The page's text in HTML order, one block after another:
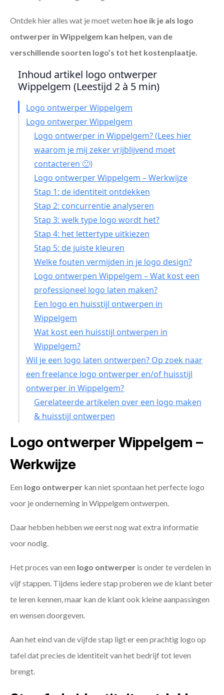
Ontdek hier alles wat je moet weten hoe ik je als logo
ontwerper in Wippelgem kan helpen, van de
verschillende soorten logo’s tot het kostenplaatje.
Inhoud artikel logo ontwerper
Wippelgem (Leestijd 2 à 5 min)
Logo ontwerper Wippelgem
Logo ontwerper Wippelgem
Logo ontwerper in Wippelgem? (Lees hier
waarom je mij zeker vrijblijvend moet
contacteren 🙂)
Logo ontwerper Wippelgem – Werkwijze
Stap 1: de identiteit ontdekken
Stap 2: concurrentie analyseren
Stap 3: welk type logo wordt het?
Stap 4: het lettertype uitkiezen
Stap 5: de juiste kleuren
Welke fouten vermijden in je logo design?
Logo ontwerpen Wippelgem – Wat kost een
professioneel logo laten maken?
Een logo en huisstijl ontwerpen in
Wippelgem
Wat kost een huisstijl ontwerpen in
Wippelgem?
Wil je een logo laten ontwerpen? Op zoek naar
een freelance logo ontwerper en/of huisstijl
ontwerper in Wippelgem?
Gerelateerde artikelen over een logo maken
& huisstijl ontwerpen
Logo ontwerper Wippelgem –
Werkwijze
Een logo ontwerper kan niet spontaan het perfecte logo
voor je onderneming in Wippelgem ontwerpen.
Daar hebben hebben we eerst nog wat extra informatie
voor nodig.
Het proces van een logo ontwerper is onder te verdelen in
vijf stappen. Tijdens iedere stap proberen we de klant beter
te leren kennen, maar kan de klant ook kleine aanpassingen
en wensen doorgeven.
Aan het eind van de vijfde stap ligt er een prachtig logo op
tafel dat precies de identiteit van het bedrijf tot leven
brengt.